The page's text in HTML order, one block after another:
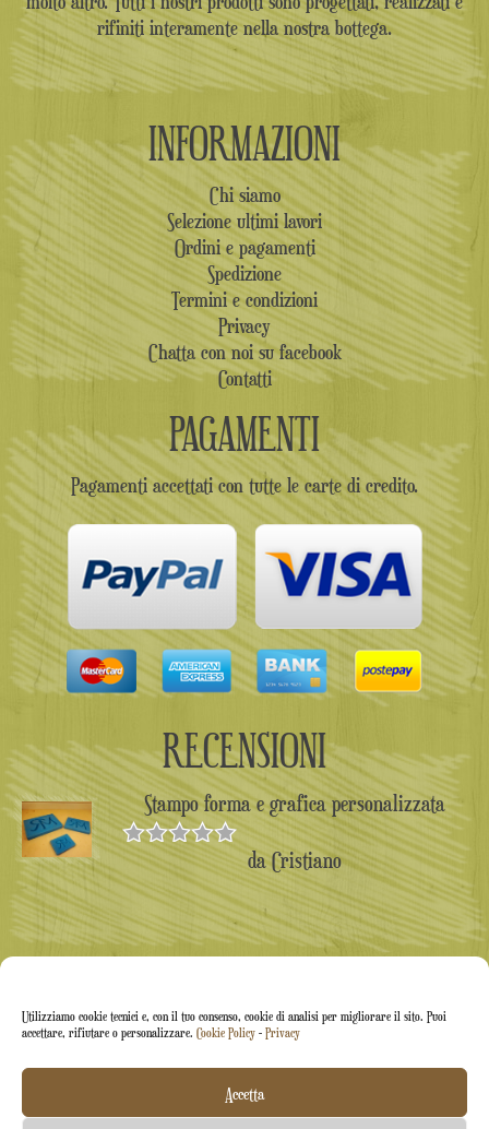
Utilizziamo cookie tecnici e, con il tuo consenso, cookie di analisi per migliorare il sito. Puoi
accettare, rifiutare o personalizzare. Cookie Policy - Privacy
Accetta
rifiniti interamente nella nostra bottega.
INFORMAZIONI
Chi siamo
Selezione ultimi lavori
Ordini e pagamenti
Spedizione
Termini e condizioni
Privacy
Chatta con noi su facebook
Contatti
PAGAMENTI
Pagamenti accettati con tutte le carte di credito.
RECENSIONI
Stampo forma e grafica personalizzata
Valutato5
su 5
da Cristiano
Arti&Inventive ® 2005-2026 | P.iva 05070120877 |